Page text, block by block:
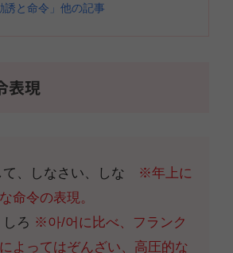
誘と命令」他の記事
表現
て、しなさい、しな
※年上に
命令の表現。
しろ ※아/어に比べ、フランク
よってはぞんざい、高圧的な